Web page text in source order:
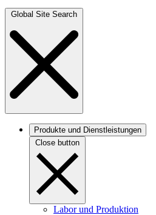
Global Site Search
Produkte und Dienstleistungen
Close button
Labor und Produktion